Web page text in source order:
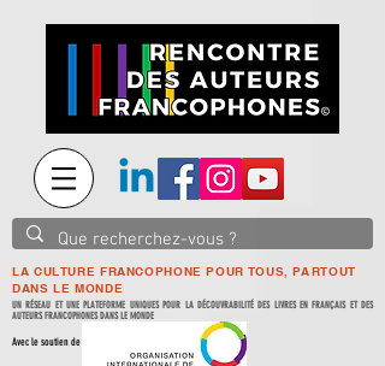
LA CULTURE FRANCOPHONE POUR TOUS, PARTOUT
DANS LE MONDE
UN RÉSEAU ET UNE PLATEFORME UNIQUES POUR LA DÉCOUVRABILITÉ DES LIVRES EN FRANÇAIS ET DES
AUTEURS FRANCOPHONES DANS LE MONDE
Avec le soutien de